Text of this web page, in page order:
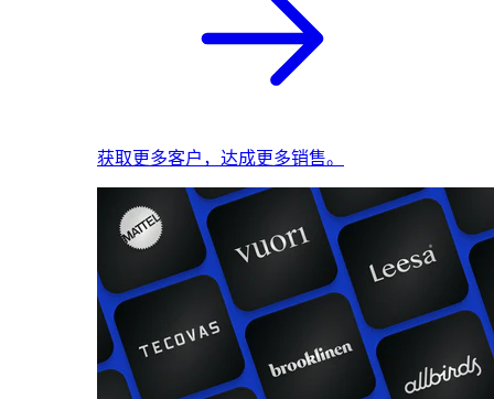
获取更多客户，达成更多销售。